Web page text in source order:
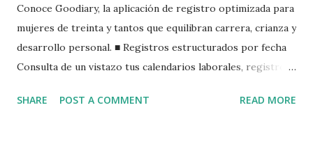
Conoce Goodiary, la aplicación de registro optimizada para
mujeres de treinta y tantos que equilibran carrera, crianza y
desarrollo personal. ■ Registros estructurados por fecha
Consulta de un vistazo tus calendarios laborales, registros
calendario. ■ Enriquece con fotos Adjunta fácilmente
SHARE POST A COMMENT READ MORE